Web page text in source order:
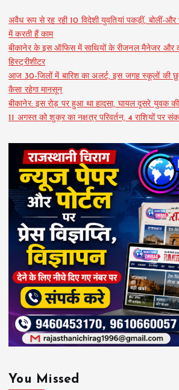
अवैध रूप से रह रही 10 विदेशी युवतियां पकड़ीं, बोलीं-और
में करती हैं काम
बीकानेर के इस ऑफिस में साथियों के रीजनल मैनेजर और
हिस्ट्रीशीटर
आज 30-जिलों में बारिश का अलर्ट, इस जगह स्कूलों की
कैसा रहेगा मानसून
बीकानेर: इस रोड़ पर हुआ था हादसा, घायल दूसरे युवक
11 अगस्त को शुक्र का नक्षत्र परिवर्तन, 4 राशियों पर
You Missed